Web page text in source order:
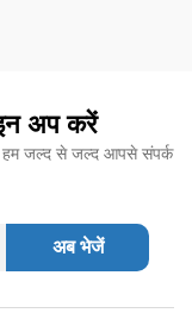
अप करें
हम जल्द से जल्द आपसे संपर्क
अब भेजें